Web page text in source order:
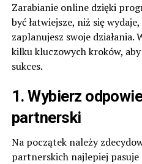
Zarabianie online dzięki
być łatwiejsze, niż się
zaplanujesz swoje działania.
kilku kluczowych kroków,
sukces.
1. Wybierz
partnerski
Na początek należy
partnerskich najlepiej